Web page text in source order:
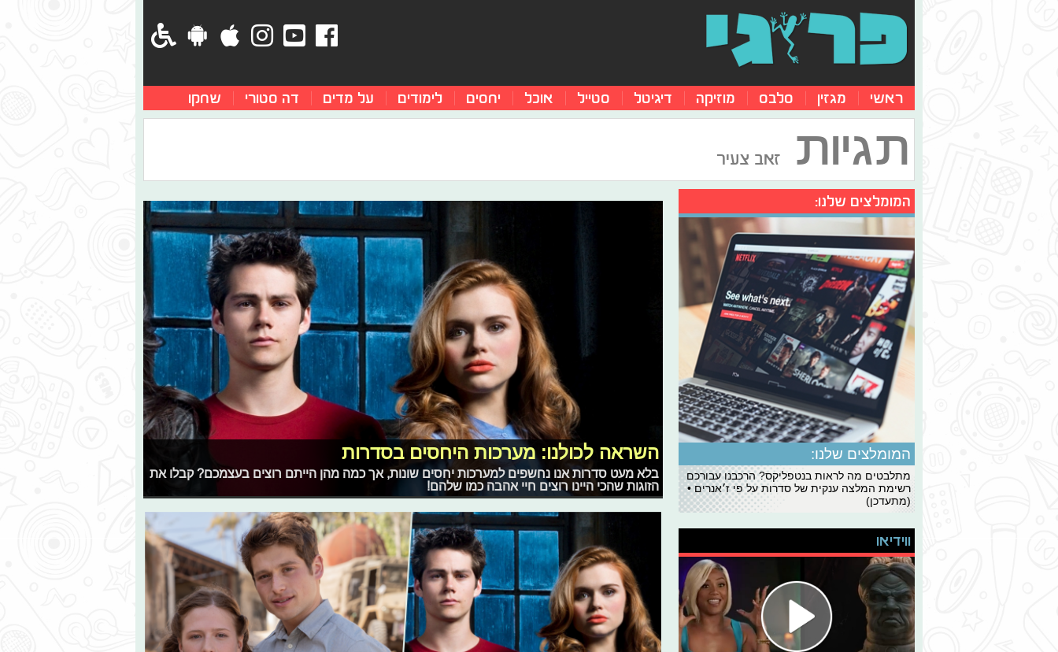
ראשי מגזין סלבס מוזיקה דיגיטל סטייל אוכל יחסים לימודים על מדים דה סטורי שחקו
תגיות זאב צעיר
השראה לכולנו: מערכות היחסים בסדרות
בלא מעט סדרות אנו נחשפים למערכות יחסים שונות, אך כמה מהן הייתם רוצים בעצמכם? קבלו את
הזוגות שהכי היינו רוצים חיי אהבה כמו שלהם!
המומלצים שלנו:
המומלצים שלנו:
מתלבטים מה לראות בנטפליקס? הרכבנו עבורכם
רשימת המלצה ענקית של סדרות על פי ז׳אנרים •
(מתעדכן)
ווידיאו